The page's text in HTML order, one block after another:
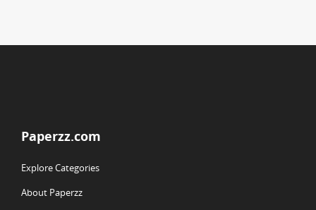
Paperzz.com
Explore Categories
About Paperzz